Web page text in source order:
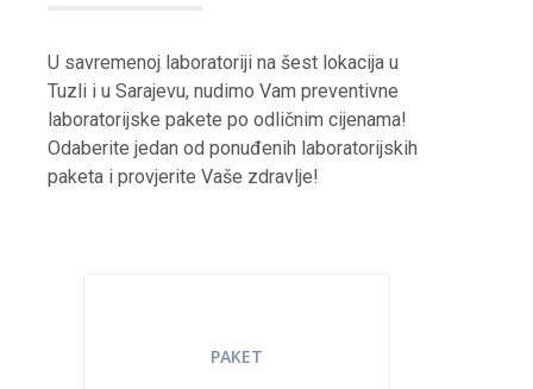
U savremenoj laboratoriji na šest lokacija u
Tuzli i u Sarajevu, nudimo Vam preventivne
laboratorijske pakete po odličnim cijenama!
Odaberite jedan od ponuđenih laboratorijskih
paketa i provjerite Vaše zdravlje!
PAKET